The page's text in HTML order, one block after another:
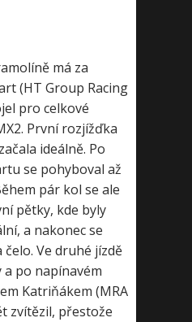
má za
(HT Group Racing
pro celkové
První rozjížďka
ideálně. Po
se pohyboval až
pár kol se ale
pětky, kde byly
a nakonec se
Ve druhé jízdě
po napínavém
Katriňákem (MRA
zvítězil, přestože